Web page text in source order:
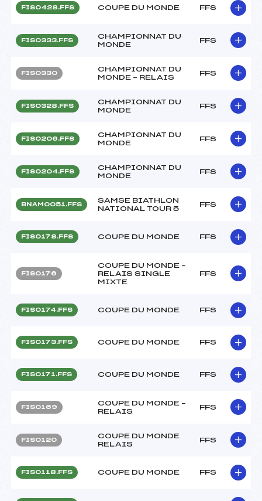
FIS0428.FFS COUPE DU MONDE FFS
FIS0333.FFS
CHAMPIONNAT DU
MONDE
FFS
FIS0330
CHAMPIONNAT DU
MONDE – RELAIS
FFS
FIS0328.FFS
CHAMPIONNAT DU
MONDE
FFS
FIS0206.FFS
CHAMPIONNAT DU
MONDE
FFS
FIS0204.FFS
CHAMPIONNAT DU
MONDE
FFS
BNAM0051.FFS
SAMSE BIATHLON
NATIONAL TOUR 5
FFS
FIS0178.FFS COUPE DU MONDE FFS
FIS0176
COUPE DU MONDE –
RELAIS SINGLE
MIXTE
FFS
FIS0174.FFS COUPE DU MONDE FFS
FIS0173.FFS COUPE DU MONDE FFS
FIS0171.FFS COUPE DU MONDE FFS
FIS0169
COUPE DU MONDE –
RELAIS
FFS
FIS0120
COUPE DU MONDE
RELAIS
FFS
FIS0118.FFS COUPE DU MONDE FFS